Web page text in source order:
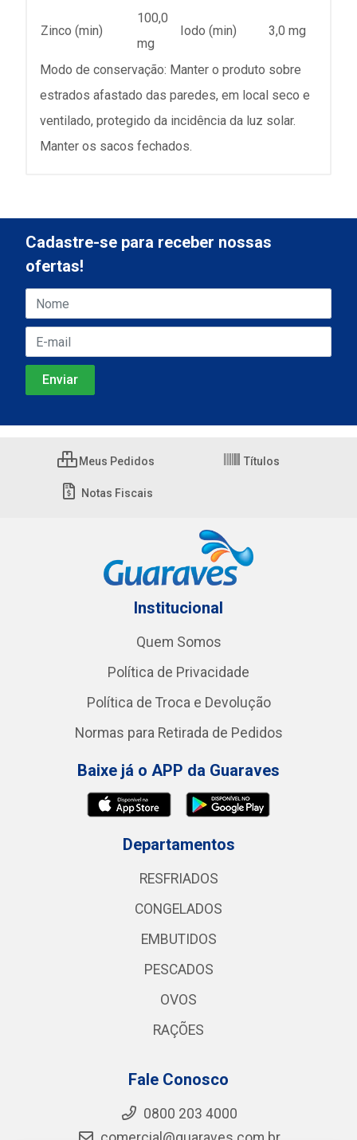
Zinco (min)
100,0
mg
Iodo (min) 3,0 mg
Modo de conservação: Manter o produto sobre
estrados afastado das paredes, em local seco e
ventilado, protegido da incidência da luz solar.
Manter os sacos fechados.
Cadastre-se para receber nossas
ofertas!
Meus Pedidos Títulos
Notas Fiscais
Institucional
Quem Somos
Política de Privacidade
Política de Troca e Devolução
Normas para Retirada de Pedidos
Baixe já o APP da Guaraves
Departamentos
RESFRIADOS
CONGELADOS
EMBUTIDOS
PESCADOS
OVOS
RAÇÕES
Fale Conosco
0800 203 4000